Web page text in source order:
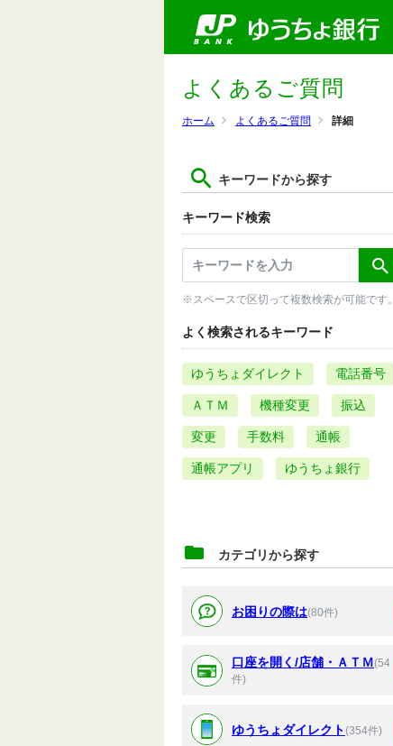
ホーム よくあるご質問 詳細
よくあるご質問
キーワードから探す
キーワード検索
※スペースで区切って複数検索が可能です。
よく検索されるキーワード
ゆうちょダイレクト 電話番号
ＡＴＭ 機種変更 振込
変更 手数料 通帳
通帳アプリ ゆうちょ銀行
カテゴリから探す
お困りの際は(80件)
口座を開く/店舗・ＡＴＭ(54
件)
ゆうちょダイレクト(354件)